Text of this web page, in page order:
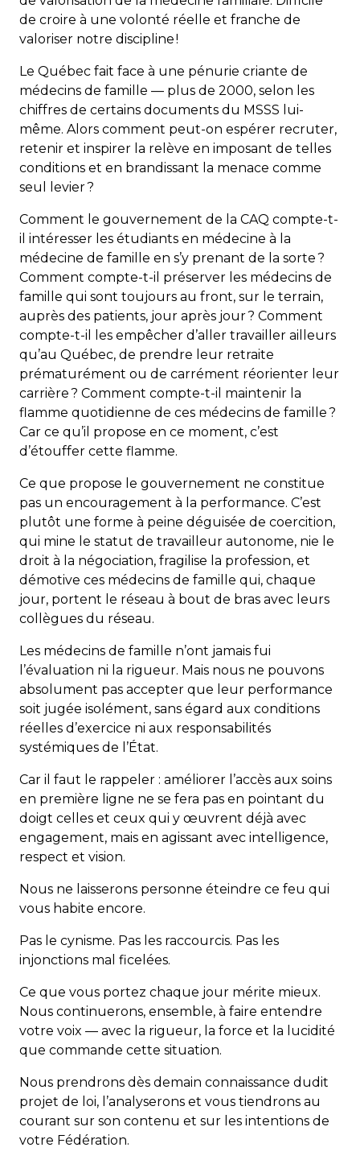
de croire à une volonté réelle et franche de
valoriser notre discipline !
Le Québec fait face à une pénurie criante de
médecins de famille — plus de 2000, selon les
chiffres de certains documents du MSSS lui-
même. Alors comment peut-on espérer recruter,
retenir et inspirer la relève en imposant de telles
conditions et en brandissant la menace comme
seul levier ?
Comment le gouvernement de la CAQ compte-t-
il intéresser les étudiants en médecine à la
médecine de famille en s’y prenant de la sorte ?
Comment compte-t-il préserver les médecins de
famille qui sont toujours au front, sur le terrain,
auprès des patients, jour après jour ? Comment
compte-t-il les empêcher d’aller travailler ailleurs
qu’au Québec, de prendre leur retraite
prématurément ou de carrément réorienter leur
carrière ? Comment compte-t-il maintenir la
flamme quotidienne de ces médecins de famille ?
Car ce qu’il propose en ce moment, c’est
d’étouffer cette flamme.
Ce que propose le gouvernement ne constitue
pas un encouragement à la performance. C’est
plutôt une forme à peine déguisée de coercition,
qui mine le statut de travailleur autonome, nie le
droit à la négociation, fragilise la profession, et
démotive ces médecins de famille qui, chaque
jour, portent le réseau à bout de bras avec leurs
collègues du réseau.
Les médecins de famille n’ont jamais fui
l’évaluation ni la rigueur. Mais nous ne pouvons
absolument pas accepter que leur performance
soit jugée isolément, sans égard aux conditions
réelles d’exercice ni aux responsabilités
systémiques de l’État.
Car il faut le rappeler : améliorer l’accès aux soins
en première ligne ne se fera pas en pointant du
doigt celles et ceux qui y œuvrent déjà avec
engagement, mais en agissant avec intelligence,
respect et vision.
Nous ne laisserons personne éteindre ce feu qui
vous habite encore.
Pas le cynisme. Pas les raccourcis. Pas les
injonctions mal ficelées.
Ce que vous portez chaque jour mérite mieux.
Nous continuerons, ensemble, à faire entendre
votre voix — avec la rigueur, la force et la lucidité
que commande cette situation.
Nous prendrons dès demain connaissance dudit
projet de loi, l’analyserons et vous tiendrons au
courant sur son contenu et sur les intentions de
votre Fédération.